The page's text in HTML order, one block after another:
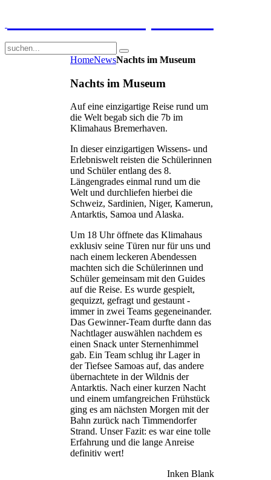
HomeNewsNachts im Museum
Nachts im Museum
Auf eine einzigartige Reise rund um
die Welt begab sich die 7b im
Klimahaus Bremerhaven.
In dieser einzigartigen Wissens- und
Erlebniswelt reisten die Schülerinnen
und Schüler entlang des 8.
Längengrades einmal rund um die
Welt und durchliefen hierbei die
Schweiz, Sardinien, Niger, Kamerun,
Antarktis, Samoa und Alaska.
Um 18 Uhr öffnete das Klimahaus
exklusiv seine Türen nur für uns und
nach einem leckeren Abendessen
machten sich die Schülerinnen und
Schüler gemeinsam mit den Guides
auf die Reise. Es wurde gespielt,
gequizzt, gefragt und gestaunt -
immer in zwei Teams gegeneinander.
Das Gewinner-Team durfte dann das
Nachtlager auswählen nachdem es
einen Snack unter Sternenhimmel
gab. Ein Team schlug ihr Lager in
der Tiefsee Samoas auf, das andere
übernachtete in der Wildnis der
Antarktis. Nach einer kurzen Nacht
und einem umfangreichen Frühstück
ging es am nächsten Morgen mit der
Bahn zurück nach Timmendorfer
Strand. Unser Fazit: es war eine tolle
Erfahrung und die lange Anreise
definitiv wert!
Inken Blank